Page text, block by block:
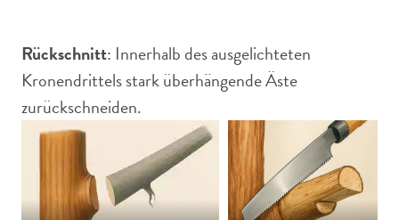
Rückschnitt: Innerhalb des ausgelichteten
Kronendrittels stark überhängende Äste
zurückschneiden.